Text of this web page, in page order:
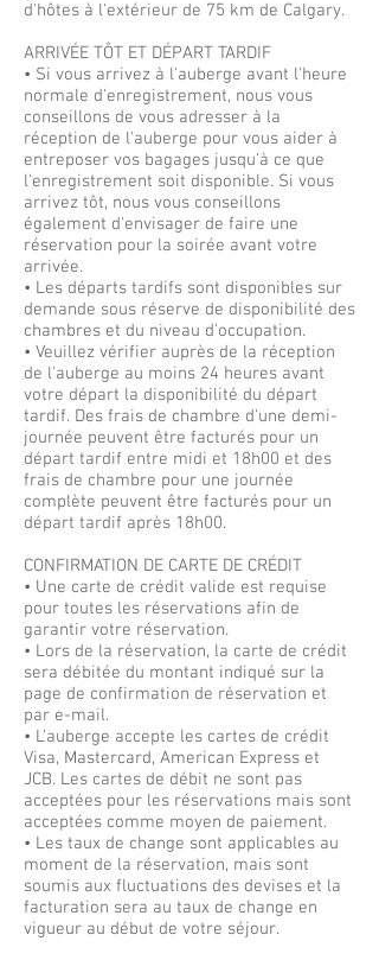
d'hôtes à l'extérieur de 75 km de Calgary.
ARRIVÉE TÔT ET DÉPART TARDIF
• Si vous arrivez à l'auberge avant l'heure
normale d'enregistrement, nous vous
conseillons de vous adresser à la
réception de l'auberge pour vous aider à
entreposer vos bagages jusqu'à ce que
l'enregistrement soit disponible. Si vous
arrivez tôt, nous vous conseillons
également d'envisager de faire une
réservation pour la soirée avant votre
arrivée.
• Les départs tardifs sont disponibles sur
demande sous réserve de disponibilité des
chambres et du niveau d'occupation.
• Veuillez vérifier auprès de la réception
de l'auberge au moins 24 heures avant
votre départ la disponibilité du départ
tardif. Des frais de chambre d'une demi-
journée peuvent être facturés pour un
départ tardif entre midi et 18h00 et des
frais de chambre pour une journée
complète peuvent être facturés pour un
départ tardif après 18h00.
CONFIRMATION DE CARTE DE CRÉDIT
• Une carte de crédit valide est requise
pour toutes les réservations afin de
garantir votre réservation.
• Lors de la réservation, la carte de crédit
sera débitée du montant indiqué sur la
page de confirmation de réservation et
par e-mail.
• L'auberge accepte les cartes de crédit
Visa, Mastercard, American Express et
JCB. Les cartes de débit ne sont pas
acceptées pour les réservations mais sont
acceptées comme moyen de paiement.
• Les taux de change sont applicables au
moment de la réservation, mais sont
soumis aux fluctuations des devises et la
facturation sera au taux de change en
vigueur au début de votre séjour.